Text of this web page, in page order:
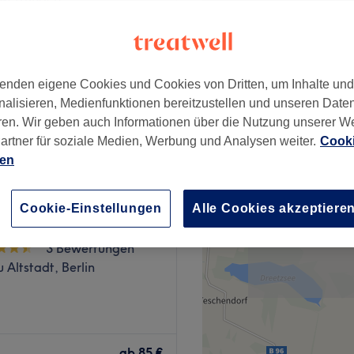
ab 60 €
zur Ruhe zu kommen?
ist der
& Massage
3 Bewertungen
Altstadt, Berlin
eigene Cookies und Cookies von Dritten, um Inhalte
Medienfunktionen bereitzustellen und unseren
Wir geben auch Informationen über die Nutzung unserer
für soziale Medien, Werbung und Analysen weiter.
Cookie-Einstellungen Alle Cookies akzeptieren